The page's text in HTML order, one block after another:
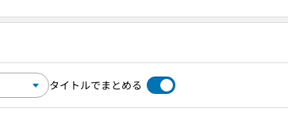
タイトルでまとめる